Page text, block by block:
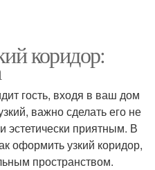
коридор:
гость, входя в ваш дом
важно сделать его не
эстетически приятным. В
оформить узкий коридор,
пространством.